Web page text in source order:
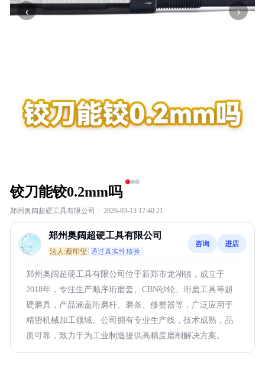
‹ ›
铰刀能铰0.2mm吗
郑州奥阔超硬工具有限公司 · 2026-03-13 17:40:21
郑州奥阔超硬工具有限公司
法人:蔡印玺 通过真实性核验
咨询 进店
郑州奥阔超硬工具有限公司位于新郑市龙湖镇，成立于
2018年，专注生产顺序珩磨套、CBN砂轮、珩磨工具等超
硬磨具，产品涵盖珩磨杆、磨条、修整器等，广泛应用于
精密机械加工领域。公司拥有专业生产线，技术成熟，品
质可靠，致力于为工业制造提供高精度磨削解决方案。